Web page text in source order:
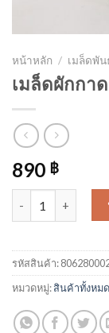
หน้าหลัก / เมล็ดพัน
เมล็ดผักกา
890 ฿
จำนวน เมล็ดผักกา
รหัสสินค้า:
หมวดหมู่:สินค้าทั้งหมด